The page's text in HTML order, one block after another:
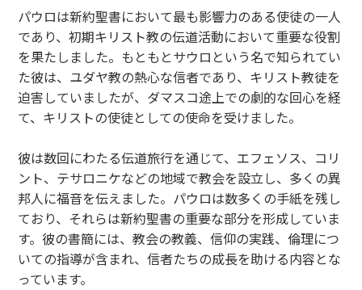
パウロは新約聖書において最も影響力のある使徒の一人
であり、初期キリスト教の伝道活動において重要な役割
を果たしました。もともとサウロという名で知られてい
た彼は、ユダヤ教の熱心な信者であり、キリスト教徒を
迫害していましたが、ダマスコ途上での劇的な回心を経
て、キリストの使徒としての使命を受けました。
彼は数回にわたる伝道旅行を通じて、エフェソス、コリ
ント、テサロニケなどの地域で教会を設立し、多くの異
邦人に福音を伝えました。パウロは数多くの手紙を残し
ており、それらは新約聖書の重要な部分を形成していま
す。彼の書簡には、教会の教義、信仰の実践、倫理につ
いての指導が含まれ、信者たちの成長を助ける内容とな
っています。